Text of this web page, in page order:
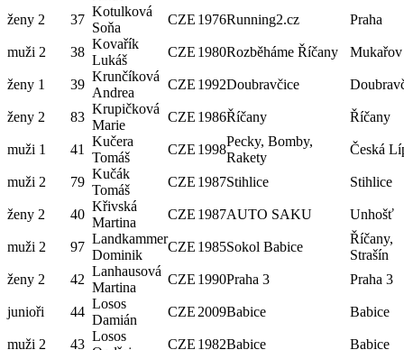
ženy 2 37
Kotulková
Soňa
CZE 1976Running2.cz Praha
muži 2 38
Kovařík
Lukáš
CZE 1980Rozběháme Říčany Mukařov
ženy 1 39
Krunčíková
Andrea
CZE 1992Doubravčice
ženy 2 83
Krupičková
Marie
CZE 1986Říčany Říčany
muži 1 41
Kučera
Tomáš
CZE 1998
Pecky, Bomby,
Rakety
Česká
muži 2 79
Kučák
Tomáš
CZE 1987Stihlice Stihlice
ženy 2 40
Křivská
Martina
CZE 1987AUTO SAKU Unhošť
muži 2 97
Landkammer
Dominik
CZE 1985Sokol Babice
Říčany,
Strašín
ženy 2
42
Lanhausová
Martina
CZE 1990Praha 3 Praha 3
junioři 44
Losos
Damián
CZE 2009Babice Babice
muži 2 43
Losos
CZE 1982Babice
Babice